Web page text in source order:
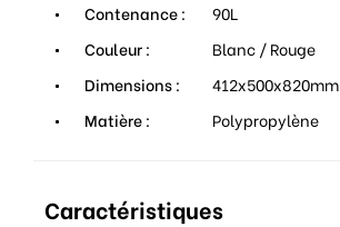
Contenance :
90L
Couleur :
Blanc / Rouge
Dimensions :
412x500x820mm
Matière :
Polypropylène
Caractéristiques